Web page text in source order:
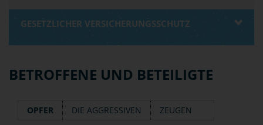
GESETZLICHER VERSICHERUNGSSCHUTZ
BETROFFENE UND BETEILIGTE
OPFER DIE AGGRESSIVEN ZEUGEN